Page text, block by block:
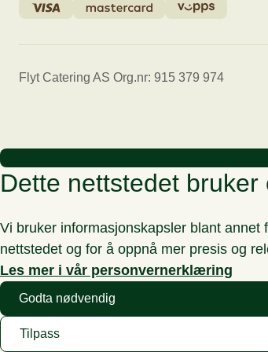
Flyt Catering AS Org.nr: 915 379 974
Dette nettstedet bruker
Vi bruker informasjonskapsler blant
nettstedet og for å oppnå mer presis og
Les mer i vår personvernerklæring
Godta nødvendig
Tilpass